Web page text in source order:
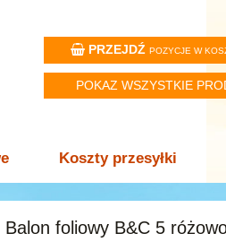
PRZEJDŹ POZYCJE W
POKAZ WSZYSTKIE
Koszty przesyłki
Balon foliowy B&C 5